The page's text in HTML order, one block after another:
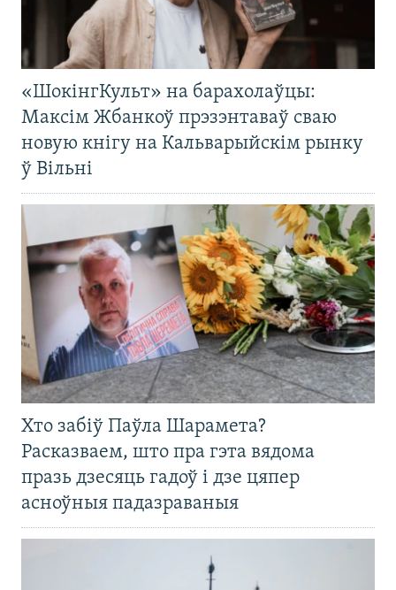
«ШокінгКульт» на барахолаўцы:
Максім Жбанкоў прэзэнтаваў сваю
новую кнігу на Кальварыйскім рынку
ў Вільні
Хто забіў Паўла Шарамета?
Расказваем, што пра гэта вядома
празь дзесяць гадоў і дзе цяпер
асноўныя падазраваныя